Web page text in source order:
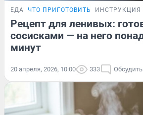
ЕДА ЧТО ПРИГОТОВИТЬ ИНСТРУКЦИЯ
Рецепт для ленивых:
сосисками — на него
минут
20 апреля, 2026, 10:00 333 Обсудить